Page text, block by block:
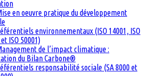
en oeuvre pratique du développement
environnementaux (ISO 14001, ISO
ISO 50001)
de l’impact climatique :
du Bilan Carbone®
responsabilité sociale (SA 8000 et